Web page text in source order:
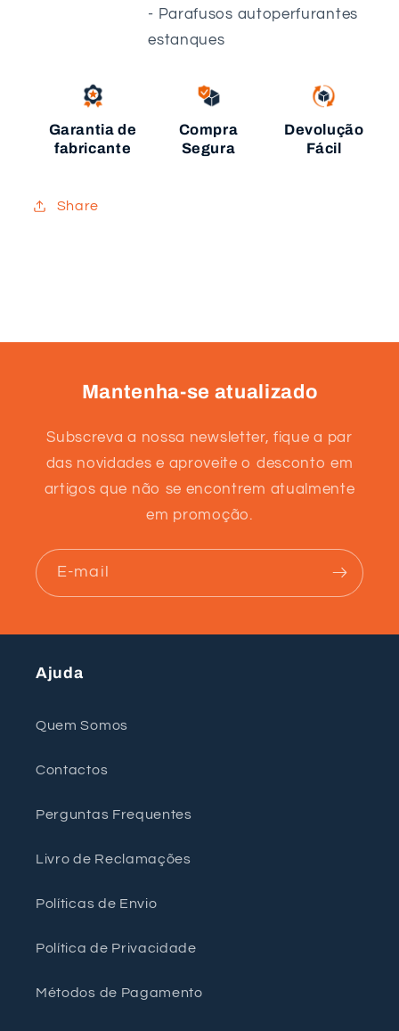
- Parafusos autoperfurantes
estanques
Garantia de
fabricante
Compra
Segura
Devolução
Fácil
Share
Mantenha-se atualizado
Subscreva a nossa newsletter, fique a par
das novidades e aproveite o desconto em
artigos que não se encontrem atualmente
em promoção.
E-mail
Ajuda
Quem Somos
Contactos
Perguntas Frequentes
Livro de Reclamações
Políticas de Envio
Política de Privacidade
Métodos de Pagamento